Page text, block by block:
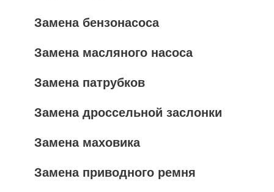
Замена бензонасоса
Замена масляного насоса
Замена патрубков
Замена дроссельной заслонки
Замена маховика
Замена приводного ремня